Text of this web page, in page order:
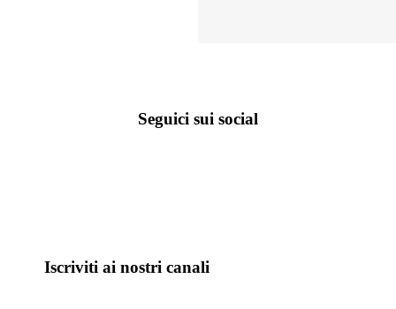
Seguici sui social
Iscriviti ai nostri canali